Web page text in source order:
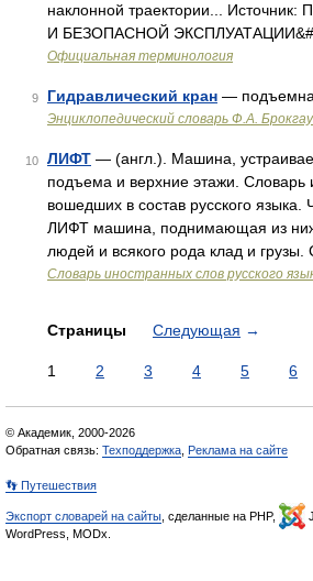
наклонной траектории...
И БЕЗОПАСНОЙ
Официальная терминология
9 Гидравлический кран —
Энциклопедический словарь Ф.А.
10 ЛИФТ — (англ.). Машина,
подъема и верхние этажи. Словарь
вошедших в состав русского языка.
ЛИФТ машина, поднимающая из
людей и всякого рода клад и грузы.
Словарь иностранных слов русского
Страницы Следующая →
1 2 3 4 5 6
© Академик, 2000-2026
Обратная связь: Техподдержка Реклама на сайте
👣 Путешествия
Экспорт словарей на сайты , сделанные на PHP,
WordPress, MODx.